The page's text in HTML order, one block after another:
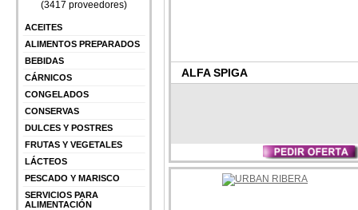
(3417 proveedores)
ACEITES
ALIMENTOS PREPARADOS
BEBIDAS
CÁRNICOS
CONGELADOS
CONSERVAS
DULCES Y POSTRES
FRUTAS Y VEGETALES
LÁCTEOS
PESCADO Y MARISCO
SERVICIOS PARA
ALIMENTACIÓN
ALFA SPIGA